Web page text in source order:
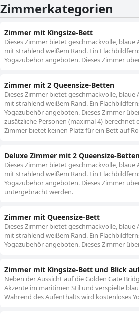
Zimmerkategorien
Zimmer mit Kingsize-Bett
Dieses Zimmer bietet geschmackvolle,
mit strahlend weißem Rand. Ein
Yogazubehör angeboten. Dieses Zimmer
Zimmer mit 2 Queensize-Betten
Dieses Zimmer bietet geschmackvolle,
mit strahlend weißem Rand. Ein
Yogazubehör angeboten. Dieses Zimmer
zusätzliche Personen (maximal 4) berechnet
Zimmer bietet keinen Platz für ein Bett auf
Deluxe Zimmer mit 2 Queensize-
Dieses Zimmer bietet geschmackvolle,
mit strahlend weißem Rand. Ein
Yogazubehör angeboten. Dieses Zimmer
untergebracht werden.
Zimmer mit Queensize-Bett
Dieses Zimmer bietet geschmackvolle,
mit strahlend weißem Rand. Ein
Yogazubehör angeboten. Dieses Zimmer
Zimmer mit Kingsize-Bett und Blick
Neben der Aussicht auf die Golden Gate
Akzente im maritimen Stil und verspielte
Während des Aufenthalts wird kostenloses